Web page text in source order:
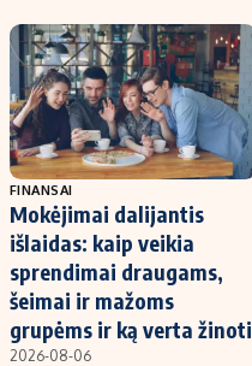
Migracija
Redakcija
Apie mus
Redakcijos politika
Privatumo politika
Turinio žymėjimo taisyklės
Kontaktai
Regionų naujienos
FINANSAI
Mokėjimai dalijantis
išlaidas: kaip veikia
sprendimai draugams,
šeimai ir mažoms
grupėms ir ką verta žinoti
2026-08-06